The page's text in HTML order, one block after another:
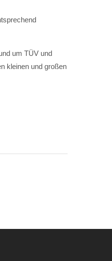
um TÜV und
kleinen und großen